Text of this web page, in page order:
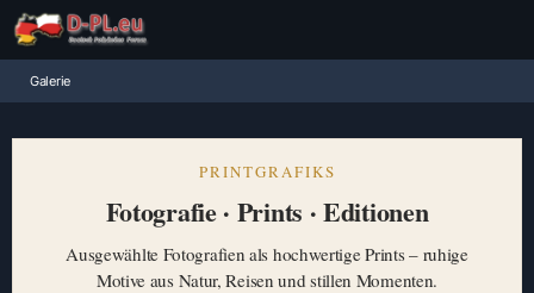
Galerie
PRINTGRAFIKS
Fotografie · Prints · Editionen
Ausgewählte Fotografien als hochwertige Prints – ruhige
Motive aus Natur, Reisen und stillen Momenten.